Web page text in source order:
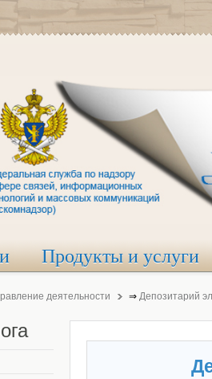
Продукты и услуги
деятельности ⇒ Депозитарий